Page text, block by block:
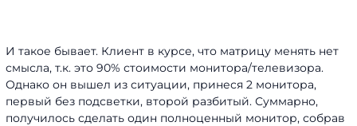
И такое бывает. Клиент в курсе, что матрицу менять нет
смысла, т.к. это 90% стоимости монитора/телевизора.
Однако он вышел из ситуации, принеся 2 монитора,
первый без подсветки, второй разбитый. Суммарно,
получилось сделать один полноценный монитор, собрав